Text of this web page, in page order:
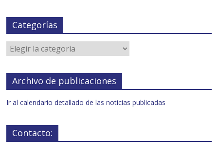
Categorías
Archivo de publicaciones
Ir al calendario detallado de las noticias publicadas
Contacto: